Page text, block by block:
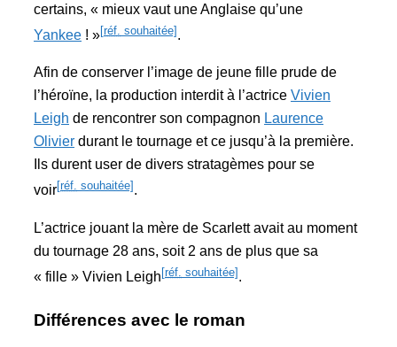
certains, « mieux vaut une Anglaise qu’une
Yankee ! »[réf. souhaitée] .
Afin de conserver l’image de jeune fille prude de
l’héroïne, la production interdit à l’actrice Vivien
Leigh de rencontrer son compagnon Laurence
Olivier durant le tournage et ce jusqu’à la première.
Ils durent user de divers stratagèmes pour se
voir[réf. souhaitée] .
L’actrice jouant la mère de Scarlett avait au moment
du tournage 28 ans, soit 2 ans de plus que sa
« fille » Vivien Leigh [réf. souhaitée] .
Différences avec le roman